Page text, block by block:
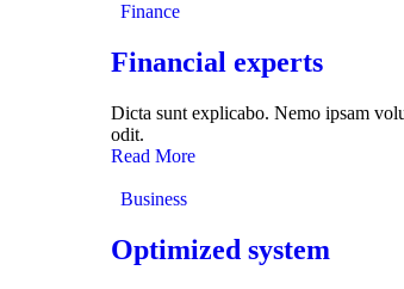
Finance
Financial experts
Dicta sunt explicabo. Nemo ipsam
odit.
Read More
Business
Optimized system